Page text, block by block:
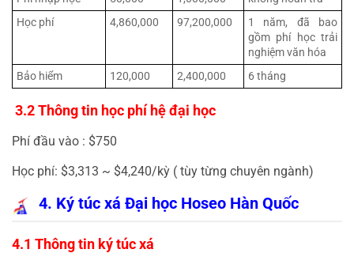
Học phí
4,860,000 97,200,000
1 năm, đã bao
gồm phí học trải
nghiệm văn hóa
Bảo hiểm
120,000 2,400,000 6 tháng
3.2 Thông tin học phí hệ đại học
Phí đầu vào : $750
Học phí: $3,313 ~ $4,240/kỳ ( tùy từng chuyên ngành)
4. Ký túc xá Đại học Hoseo Hàn Quốc
4.1 Thông tin ký túc xá